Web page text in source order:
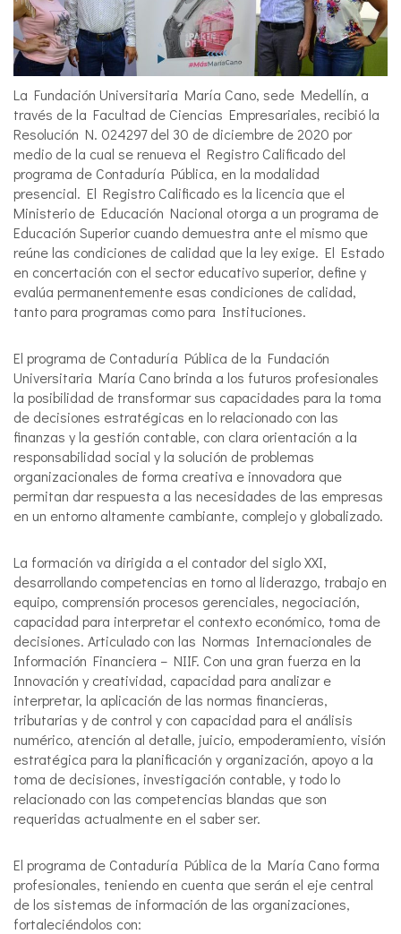
La Fundación Universitaria María Cano, sede Medellín, a
través de la Facultad de Ciencias Empresariales, recibió la
Resolución N. 024297 del 30 de diciembre de 2020 por
medio de la cual se renueva el Registro Calificado del
programa de Contaduría Pública, en la modalidad
presencial. El Registro Calificado es la licencia que el
Ministerio de Educación Nacional otorga a un programa de
Educación Superior cuando demuestra ante el mismo que
reúne las condiciones de calidad que la ley exige. El Estado
en concertación con el sector educativo superior, define y
evalúa permanentemente esas condiciones de calidad,
tanto para programas como para Instituciones.
El programa de Contaduría Pública de la Fundación
Universitaria María Cano brinda a los futuros profesionales
la posibilidad de transformar sus capacidades para la toma
de decisiones estratégicas en lo relacionado con las
finanzas y la gestión contable, con clara orientación a la
responsabilidad social y la solución de problemas
organizacionales de forma creativa e innovadora que
permitan dar respuesta a las necesidades de las empresas
en un entorno altamente cambiante, complejo y globalizado.
La formación va dirigida a el contador del siglo XXI,
desarrollando competencias en torno al liderazgo, trabajo en
equipo, comprensión procesos gerenciales, negociación,
capacidad para interpretar el contexto económico, toma de
decisiones. Articulado con las Normas Internacionales de
Información Financiera – NIIF. Con una gran fuerza en la
Innovación y creatividad, capacidad para analizar e
interpretar, la aplicación de las normas financieras,
tributarias y de control y con capacidad para el análisis
numérico, atención al detalle, juicio, empoderamiento, visión
estratégica para la planificación y organización, apoyo a la
toma de decisiones, investigación contable, y todo lo
relacionado con las competencias blandas que son
requeridas actualmente en el saber ser.
El programa de Contaduría Pública de la María Cano forma
profesionales, teniendo en cuenta que serán el eje central
de los sistemas de información de las organizaciones,
fortaleciéndolos con: